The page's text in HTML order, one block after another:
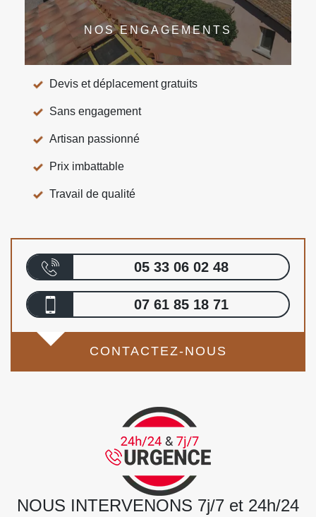
NOS ENGAGEMENTS
Devis et déplacement gratuits
Sans engagement
Artisan passionné
Prix imbattable
Travail de qualité
05 33 06 02 48
07 61 85 18 71
CONTACTEZ-NOUS
NOUS INTERVENONS 7j/7 et 24h/24